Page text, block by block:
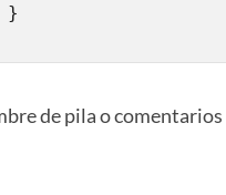
}
de pila o